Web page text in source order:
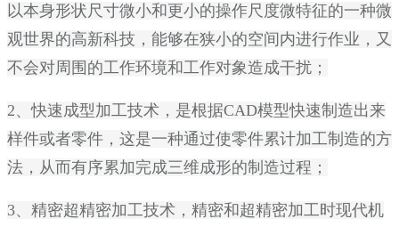
以本身形状尺寸微小和更小的操作尺度微特征的一种微
观世界的高新科技，能够在狭小的空间内进行作业，又
不会对周围的工作环境和工作对象造成干扰；
2、快速成型加工技术，是根据CAD模型快速制造出来
样件或者零件，这是一种通过使零件累计加工制造的方
法，从而有序累加完成三维成形的制造过程；
3、精密超精密加工技术，精密和超精密加工时现代机